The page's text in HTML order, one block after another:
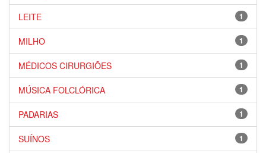
1
LEITE
1
MILHO
1
MÉDICOS CIRURGIÕES
1
MÚSICA FOLCLÓRICA
1
PADARIAS
1
SUÍNOS